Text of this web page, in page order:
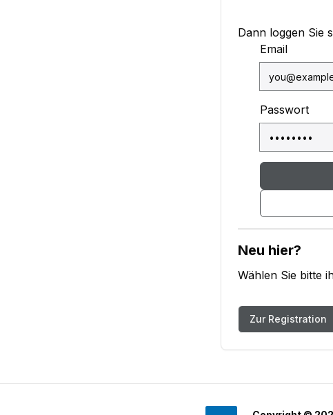
Dann loggen Sie
Email
Passwort
Neu hier?
Wählen Sie bitte
Zur Registration